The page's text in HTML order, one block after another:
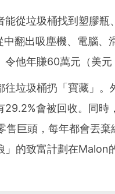
能從垃圾桶找到塑膠
翻出吸塵機、電腦、
令他年賺60萬元（美元
往垃圾桶扔「寶藏」
29.2%會被回收。同時
售巨頭，每年都會丟
」的致富計劃在Malon